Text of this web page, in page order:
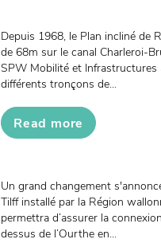
Depuis 1968, le Plan incliné de
de 68m sur le canal Charleroi-
SPW Mobilité et Infrastructures
différents tronçons de...
Read more
Un grand changement
Tilff installé par la Région
permettra d’assurer la
dessus de l’Ourthe en...